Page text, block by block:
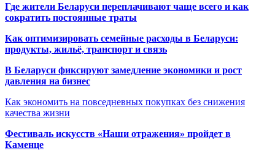
Где жители Беларуси переплачивают чаще всего и как
сократить постоянные траты
Как оптимизировать семейные расходы в Беларуси:
продукты, жильё, транспорт и связь
В Беларуси фиксируют замедление экономики и рост
давления на бизнес
Как экономить на повседневных покупках без снижения
качества жизни
Фестиваль искусств «Наши отражения» пройдет в
Каменце